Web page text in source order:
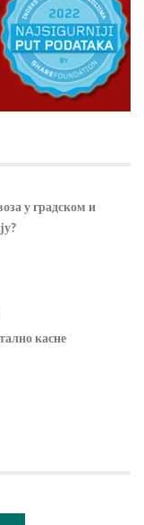
у градском и
касне